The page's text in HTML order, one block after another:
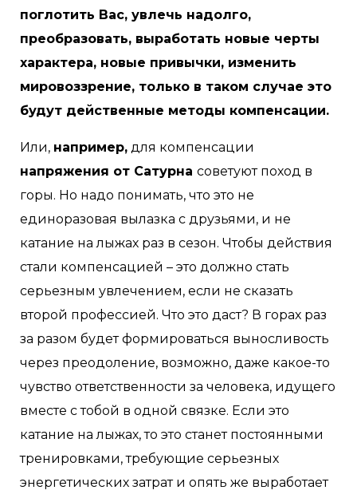
поглотить Вас, увлечь надолго,
преобразовать, выработать новые черты
характера, новые привычки, изменить
мировоззрение, только в таком случае это
будут действенные методы компенсации.
Или, например, для компенсации
напряжения от Сатурна советуют поход в
горы. Но надо понимать, что это не
единоразовая вылазка с друзьями, и не
катание на лыжах раз в сезон. Чтобы действия
стали компенсацией – это должно стать
серьезным увлечением, если не сказать
второй профессией. Что это даст? В горах раз
за разом будет формироваться выносливость
через преодоление, возможно, даже какое-то
чувство ответственности за человека, идущего
вместе с тобой в одной связке. Если это
катание на лыжах, то это станет постоянными
тренировками, требующие серьезных
энергетических затрат и опять же выработает